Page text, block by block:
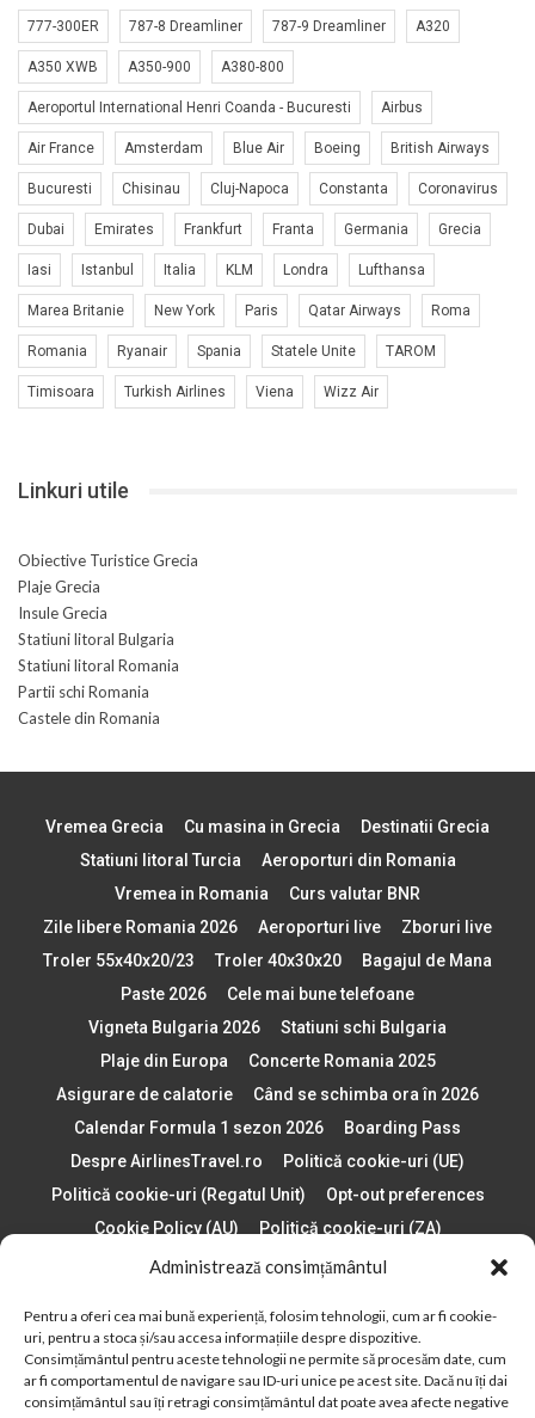
Administrează consimțământul
Pentru a oferi cea mai bună experiență, folosim tehnologii, cum ar fi cookie-
uri, pentru a stoca și/sau accesa informațiile despre dispozitive.
Consimțământul pentru aceste tehnologii ne permite să procesăm date, cum
ar fi comportamentul de navigare sau ID-uri unice pe acest site. Dacă nu îți dai
consimțământul sau îți retragi consimțământul dat poate avea afecte negative
777-300ER 787-8 Dreamliner 787-9 Dreamliner A320
A350 XWB A350-900 A380-800
Aeroportul International Henri Coanda - Bucuresti Airbus
Air France Amsterdam Blue Air Boeing British Airways
Bucuresti Chisinau Cluj-Napoca Constanta Coronavirus
Dubai Emirates Frankfurt Franta Germania Grecia
Iasi Istanbul Italia KLM Londra Lufthansa
Marea Britanie New York Paris Qatar Airways Roma
Romania Ryanair Spania Statele Unite TAROM
Timisoara Turkish Airlines Viena Wizz Air
Linkuri utile
Obiective Turistice Grecia
Plaje Grecia
Insule Grecia
Statiuni litoral Bulgaria
Statiuni litoral Romania
Partii schi Romania
Castele din Romania
Vremea Grecia Cu masina in Grecia
Destinatii Grecia
Statiuni litoral Turcia
Aeroporturi din Romania
Vremea in Romania
Curs valutar BNR
Zile libere Romania 2026
Aeroporturi live
Zboruri live
Troler 55x40x20/23
Troler 40x30x20
Bagajul de Mana
Paste 2026
Cele mai bune telefoane
Vigneta Bulgaria 2026
Statiuni schi Bulgaria
Plaje din Europa
Concerte Romania 2025
Asigurare de calatorie
Când se schimba ora în 2026
Calendar Formula 1 sezon 2026
Boarding Pass
Despre AirlinesTravel.ro
Politică cookie-uri (UE)
Politică cookie-uri (Regatul Unit)
Opt-out preferences
Cookie Policy (AU)
Politică cookie-uri (ZA)
Politică cookie-uri (Canada)
Politică cookie-uri (BR)
2012 - 2025 © Toate drepturile rezervate
Din 2012, AirlinesTravel.ro este o platformă de informare online,
specializată în aviație și turism!